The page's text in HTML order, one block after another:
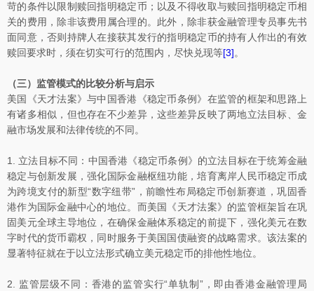
苛的条件以限制赎回指明稳定币；以及不得收取与赎回指明稳定币相
关的费用，除非该费用属合理的。此外，除非获金融管理专员事先书
面同意，否则持牌人在接获其发行的指明稳定币的持有人作出的有效
赎回要求时，须在切实可行的范围内，尽快兑现等[3]。
（三）监管模式的比较分析与启示
美国《天才法案》与中国香港《稳定币条例》在监管的框架和思路上
有诸多相似，但也存在不少差异，这些差异反映了两地立法目标、金
融市场发展和法律传统的不同。
1. 立法目标不同：中国香港《稳定币条例》的立法目标在于统筹金融
稳定与创新发展，强化国际金融枢纽功能，培育离岸人民币稳定币成
为跨境支付的新型“数字纽带”，前瞻性布局稳定币创新赛道，巩固香
港作为国际金融中心的地位。而美国《天才法案》的监管框架旨在巩
固美元全球主导地位，在确保金融体系稳定的前提下，强化美元在数
字时代的货币霸权，同时服务于美国国债融资的战略需求。该法案的
显著特征就在于以立法形式确立美元稳定币的排他性地位。
2. 监管层级不同：香港的监管实行“单轨制”，即由香港金融管理局